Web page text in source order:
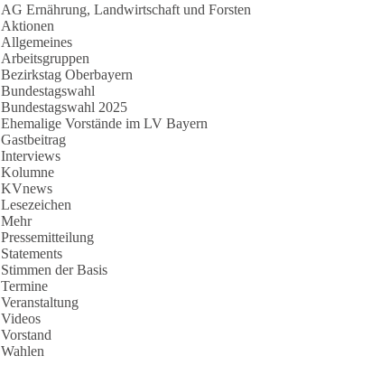
AG Ernährung, Landwirtschaft und Forsten
Aktionen
Allgemeines
Arbeitsgruppen
Bezirkstag Oberbayern
Bundestagswahl
Bundestagswahl 2025
Ehemalige Vorstände im LV Bayern
Gastbeitrag
Interviews
Kolumne
KVnews
Lesezeichen
Mehr
Pressemitteilung
Statements
Stimmen der Basis
Termine
Veranstaltung
Videos
Vorstand
Wahlen